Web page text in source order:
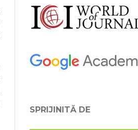
SPRIJINITĂ